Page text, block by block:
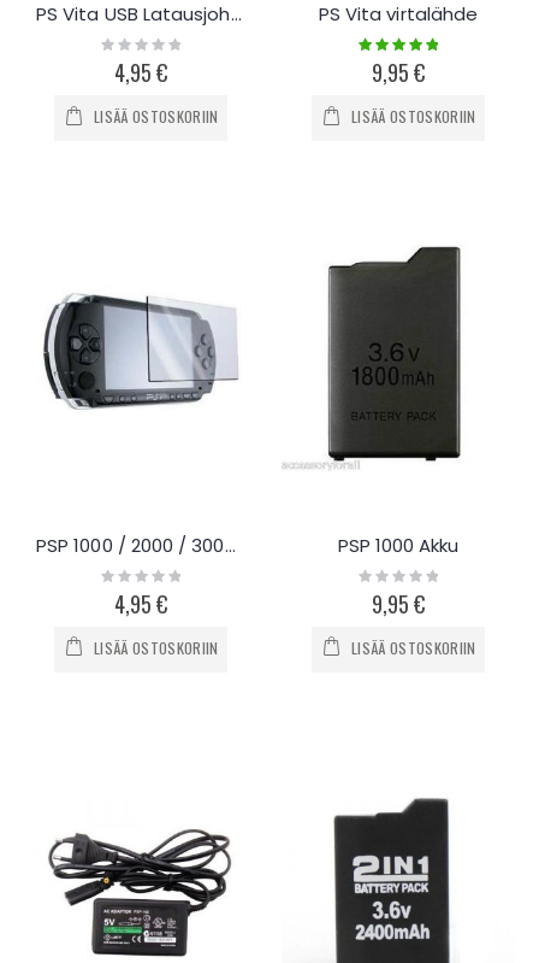
PS Vita USB Latausjohto
Rating:
0%4,95 €
LISÄÄ OSTOSKORIIN
PS Vita virtalähde
Rating:
100%
9,95 €
LISÄÄ OSTOSKORIIN
PSP 1000 / 2000 / 3000 näytönsuojus
Rating:
0%4,95 €
LISÄÄ OSTOSKORIIN
PSP 1000 Akku
Rating:
0%9,95 €
LISÄÄ OSTOSKORIIN